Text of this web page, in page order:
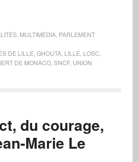
, MULTIMÉDIA, PARLEMENT
DE LILLE GHOUTA, LILLE LOSC
DE MONACO, SNCF, UNION
du courage,
Marie Le